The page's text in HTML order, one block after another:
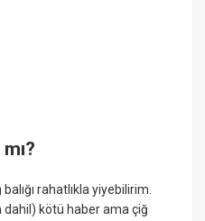
rahatlıkla yiyebilirim.
dahil) kötü haber ama çiğ